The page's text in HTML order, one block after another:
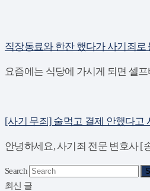
직장동료와 한잔 했다가 사기죄로
요즘에는 식당에 가시게 되면 셀
[사기 무죄] 술먹고 결제 안했다고
안녕하세요, 사기죄 전문 변호사 [
Search
최신 글